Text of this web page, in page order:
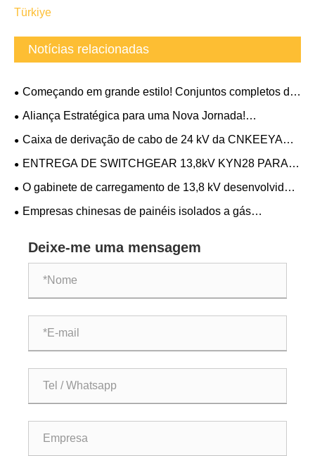
Türkiye
Notícias relacionadas
Começando em grande estilo! Conjuntos completos de
gabinete subterrâneo da CNKEEYA Electric enviados
para o projeto de data center de Ohio nos EUA
Aliança Estratégica para uma Nova Jornada!
CNKEEYA homenageada como Parceira Estratégica de
2026 da Divisão Elétrica da ABB
Caixa de derivação de cabo de 24 kV da CNKEEYA
entra em operação no México, reforçando a rede elétrica
ENTREGA DE SWITCHGEAR 13,8kV KYN28 PARA
PROJETO DE CENTRO DE DADOS AMERICANO
O gabinete de carregamento de 13,8 kV desenvolvido
pela CNKEEYA foi instalado com sucesso no data center
dos EUA
Empresas chinesas de painéis isolados a gás
da Turquia, produtos multiunidades impulsionam
atualização da rede
Deixe-me uma mensagem